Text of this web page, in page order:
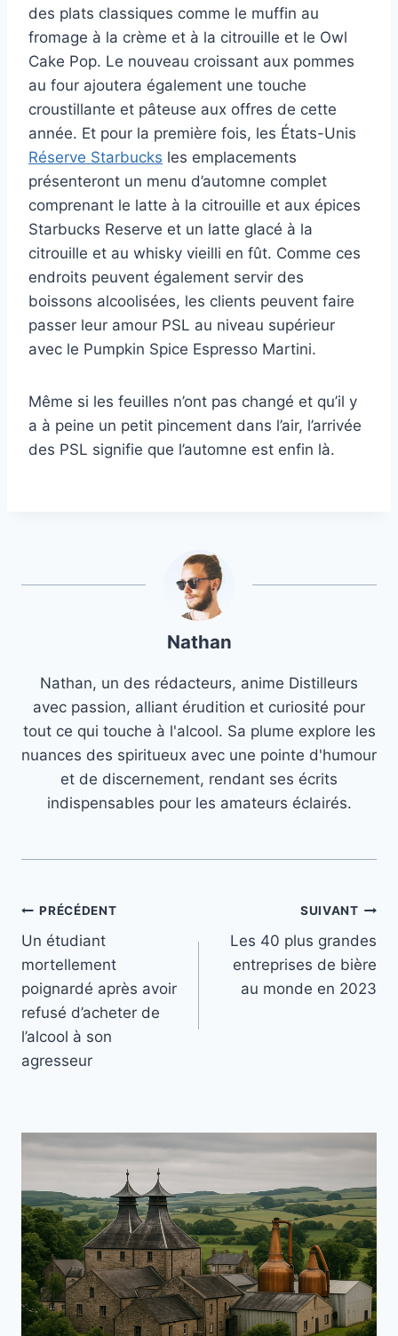
des plats classiques comme le muffin au
fromage à la crème et à la citrouille et le Owl
Cake Pop. Le nouveau croissant aux pommes
au four ajoutera également une touche
croustillante et pâteuse aux offres de cette
année. Et pour la première fois, les États-Unis
Réserve Starbucks les emplacements
présenteront un menu d’automne complet
comprenant le latte à la citrouille et aux épices
Starbucks Reserve et un latte glacé à la
citrouille et au whisky vieilli en fût. Comme ces
endroits peuvent également servir des
boissons alcoolisées, les clients peuvent faire
passer leur amour PSL au niveau supérieur
avec le Pumpkin Spice Espresso Martini.
Même si les feuilles n’ont pas changé et qu’il y
a à peine un petit pincement dans l’air, l’arrivée
des PSL signifie que l’automne est enfin là.
Nathan
Nathan, un des rédacteurs, anime Distilleurs
avec passion, alliant érudition et curiosité pour
tout ce qui touche à l'alcool. Sa plume explore les
nuances des spiritueux avec une pointe d'humour
et de discernement, rendant ses écrits
indispensables pour les amateurs éclairés.
Navigation
de
l’article
PRÉCÉDENT
Un étudiant
mortellement
poignardé après avoir
refusé d’acheter de
l’alcool à son
agresseur
SUIVANT
Les 40 plus grandes
entreprises de bière
au monde en 2023